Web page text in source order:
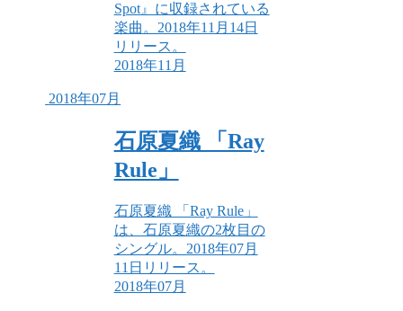
Spot』に収録されている
楽曲。2018年11月14日
リリース。
2018年11月
2018年07月
石原夏織 「Ray
Rule」
石原夏織 「Ray Rule」
は、石原夏織の2枚目の
シングル。2018年07月
11日リリース。
2018年07月